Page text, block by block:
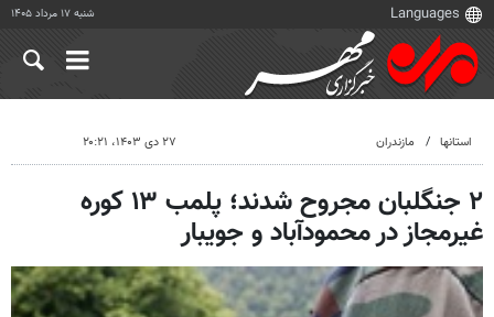
شنبه ۱۷ مرداد ۱۴۰۵
استانها مازندران ۲۷ دی ۱۴۰۳، ۲۰:۲۱
۲ جنگلبان مجروح شدند؛ پلمب ۱۳ کوره
غیرمجاز در محمودآباد و جویبار